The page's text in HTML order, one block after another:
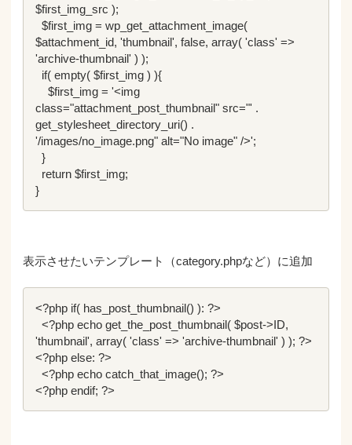
$first_img_src );
  $first_img = wp_get_attachment_image(
$attachment_id, 'thumbnail', false, array( 'class' =>
'archive-thumbnail' ) );
    $first_img = '<img
class="attachment_post_thumbnail" src="' .
get_stylesheet_directory_uri() .
'/images/no_image.png" alt="No image" />';
  }
}
表示させたいテンプレート（category.phpなど）に追加
<?php if( has_post_thumbnail() ): ?>
  <?php echo get_the_post_thumbnail( $post->ID,
'thumbnail', array( 'class' => 'archive-thumbnail' ) ); ?>
<?php else: ?>
  <?php echo catch_that_image(); ?>
<?php endif; ?>